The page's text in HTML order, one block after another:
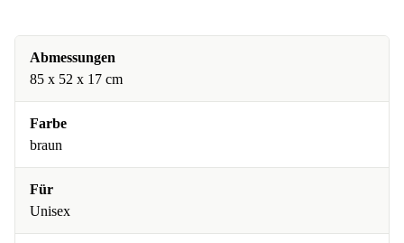
Abmessungen
85 x 52 x 17 cm
Farbe
braun
Für
Unisex